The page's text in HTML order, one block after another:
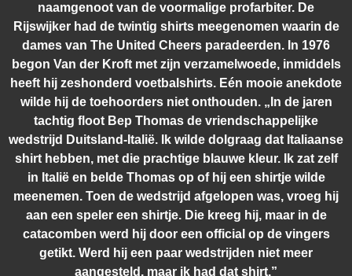
naamgenoot van de voormalige profarbiter. De
Rijswijker had de twintig shirts meegenomen waarin de
dames van The United Cheers paradeerden. In 1976
begon Van der Kroft met zijn verzamelwoede, inmiddels
heeft hij zeshonderd voetbalshirts. Eén mooie anekdote
wilde hij de toehoorders niet onthouden. „In de jaren
tachtig floot Bep Thomas de vriendschappelijke
wedstrijd Duitsland-Italië. Ik wilde dolgraag dat Italiaanse
shirt hebben, met die prachtige blauwe kleur. Ik zat zelf
in Italië en belde Thomas op of hij een shirtje wilde
meenemen. Toen de wedstrijd afgelopen was, vroeg hij
aan een speler een shirtje. Die kreeg hij, maar in de
catacomben werd hij door een official op de vingers
getikt. Werd hij een paar wedstrijden niet meer
aangesteld, maar ik had dat shirt.”